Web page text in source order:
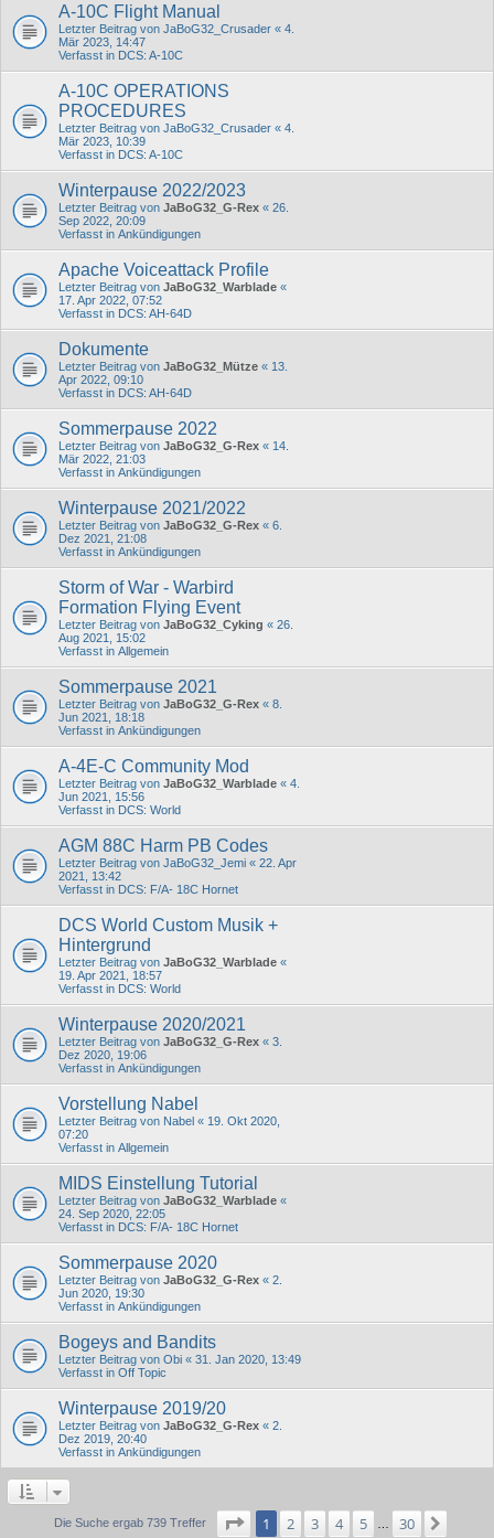
A-10C Flight Manual
Letzter Beitrag von JaBoG32_Crusader « 4.
Mär 2023, 14:47
Verfasst in DCS: A-10C
A-10C OPERATIONS
PROCEDURES
Letzter Beitrag von JaBoG32_Crusader « 4.
Mär 2023, 10:39
Verfasst in DCS: A-10C
Winterpause 2022/2023
Letzter Beitrag von JaBoG32_G-Rex « 26.
Sep 2022, 20:09
Verfasst in Ankündigungen
Apache Voiceattack Profile
Letzter Beitrag von JaBoG32_Warblade «
17. Apr 2022, 07:52
Verfasst in DCS: AH-64D
Dokumente
Letzter Beitrag von JaBoG32_Mütze « 13.
Apr 2022, 09:10
Verfasst in DCS: AH-64D
Sommerpause 2022
Letzter Beitrag von JaBoG32_G-Rex « 14.
Mär 2022, 21:03
Verfasst in Ankündigungen
Winterpause 2021/2022
Letzter Beitrag von JaBoG32_G-Rex « 6.
Dez 2021, 21:08
Verfasst in Ankündigungen
Storm of War - Warbird
Formation Flying Event
Letzter Beitrag von JaBoG32_Cyking « 26.
Aug 2021, 15:02
Verfasst in Allgemein
Sommerpause 2021
Letzter Beitrag von JaBoG32_G-Rex « 8.
Jun 2021, 18:18
Verfasst in Ankündigungen
A-4E-C Community Mod
Letzter Beitrag von JaBoG32_Warblade « 4.
Jun 2021, 15:56
Verfasst in DCS: World
AGM 88C Harm PB Codes
Letzter Beitrag von JaBoG32_Jemi « 22. Apr
2021, 13:42
Verfasst in DCS: F/A- 18C Hornet
DCS World Custom Musik +
Hintergrund
Letzter Beitrag von JaBoG32_Warblade «
19. Apr 2021, 18:57
Verfasst in DCS: World
Winterpause 2020/2021
Letzter Beitrag von JaBoG32_G-Rex « 3.
Dez 2020, 19:06
Verfasst in Ankündigungen
Vorstellung Nabel
Letzter Beitrag von Nabel « 19. Okt 2020,
07:20
Verfasst in Allgemein
MIDS Einstellung Tutorial
Letzter Beitrag von JaBoG32_Warblade «
24. Sep 2020, 22:05
Verfasst in DCS: F/A- 18C Hornet
Sommerpause 2020
Letzter Beitrag von JaBoG32_G-Rex « 2.
Jun 2020, 19:30
Verfasst in Ankündigungen
Bogeys and Bandits
Letzter Beitrag von Obi « 31. Jan 2020, 13:49
Verfasst in Off Topic
Winterpause 2019/20
Letzter Beitrag von JaBoG32_G-Rex « 2.
Dez 2019, 20:40
Verfasst in Ankündigungen
Die Suche ergab 739 Treffer Seite von
1 2 3 4 5 30